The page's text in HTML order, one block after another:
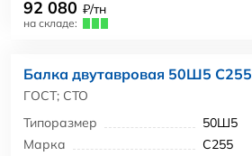
92 080 ₽/тн
на складе:
Балка двутавровая 50Ш5 С255
ГОСТ; СТО
Типоразмер
50Ш5
Марка
С255